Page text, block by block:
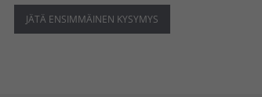
JÄTÄ ENSIMMÄINEN KYSYMYS